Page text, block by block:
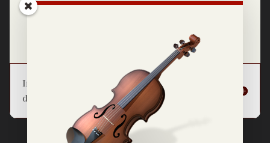
Información básica sobre la protección
de datos